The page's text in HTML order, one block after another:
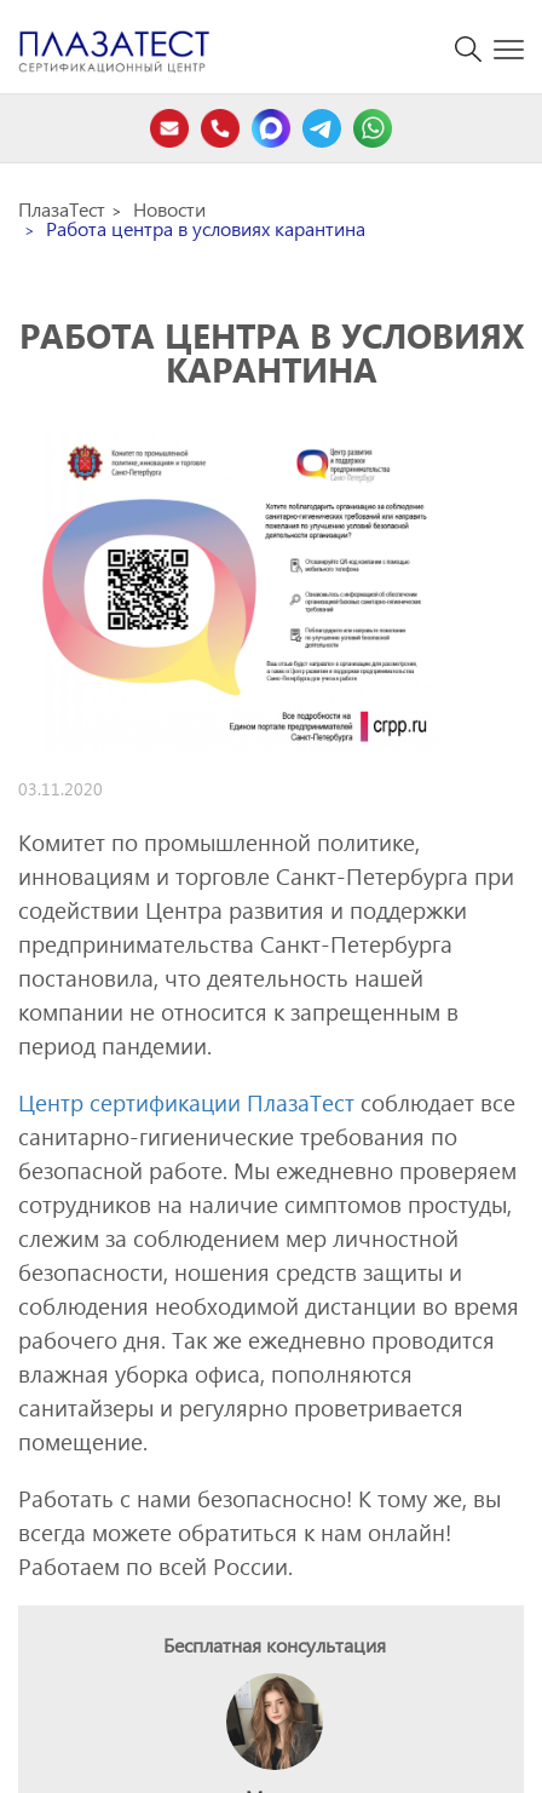
ПлазаТест Новости
Работа центра в условиях карантина
РАБОТА ЦЕНТРА В УСЛОВИЯХ
КАРАНТИНА
03.11.2020
Комитет по промышленной политике,
инновациям и торговле Санкт-Петербурга при
содействии Центра развития и поддержки
предпринимательства Санкт-Петербурга
постановила, что деятельность нашей
компании не относится к запрещенным в
период пандемии.
Центр сертификации ПлазаТест соблюдает все
санитарно-гигиенические требования по
безопасной работе. Мы ежедневно проверяем
сотрудников на наличие симптомов простуды,
слежим за соблюдением мер личностной
безопасности, ношения средств защиты и
соблюдения необходимой дистанции во время
рабочего дня. Так же ежедневно проводится
влажная уборка офиса, пополняются
санитайзеры и регулярно проветривается
помещение.
Работать с нами безопасносно! К тому же, вы
всегда можете обратиться к нам онлайн!
Работаем по всей России.
Бесплатная консультация